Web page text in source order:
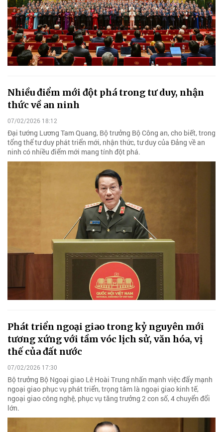
Nhiều điểm mới đột phá trong tư duy, nhận
thức về an ninh
07/02/2026 18:12
Đại tướng Lương Tam Quang, Bộ trưởng Bộ Công an, cho biết, trong
tổng thể tư duy phát triển mới, nhận thức, tư duy của Đảng về an
ninh có nhiều điểm mới mang tính đột phá.
Phát triển ngoại giao trong kỷ nguyên mới
tương xứng với tầm vóc lịch sử, văn hóa, vị
thế của đất nước
07/02/2026 17:30
Bộ trưởng Bộ Ngoại giao Lê Hoài Trung nhấn mạnh việc đẩy mạnh
ngoại giao phục vụ phát triển, trọng tâm là ngoại giao kinh tế,
ngoại giao công nghệ, phục vụ tăng trưởng 2 con số, 4 chuyển đổi
lớn.